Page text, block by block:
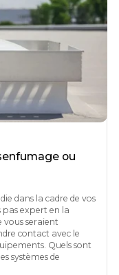
ou
dans la cadre de vos
pas expert en la
vous seraient
contact avec le
Quels sont
systèmes de